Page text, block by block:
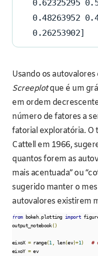
0.62325295
0.48263952
0.26253902]
Usando os
Screeplotque é um
em ordem
número de fatores a
fatorial exploratória. O
Cattell em 1966,
quantos forem as
mais acentuada” ou
sugerido manter o
autovalores existirem
from bokeh.plotting import
output_notebook()
eixoX = range(1, len(ev)+1)
#
eixoY = ev